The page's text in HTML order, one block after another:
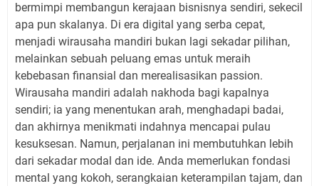
bermimpi membangun kerajaan bisnisnya sendiri, sekecil
apa pun skalanya. Di era digital yang serba cepat,
menjadi wirausaha mandiri bukan lagi sekadar pilihan,
melainkan sebuah peluang emas untuk meraih
kebebasan finansial dan merealisasikan passion.
Wirausaha mandiri adalah nakhoda bagi kapalnya
sendiri; ia yang menentukan arah, menghadapi badai,
dan akhirnya menikmati indahnya mencapai pulau
kesuksesan. Namun, perjalanan ini membutuhkan lebih
dari sekadar modal dan ide. Anda memerlukan fondasi
mental yang kokoh, serangkaian keterampilan tajam, dan